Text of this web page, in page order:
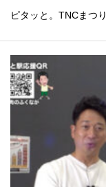
ピタッと。TNCまつ